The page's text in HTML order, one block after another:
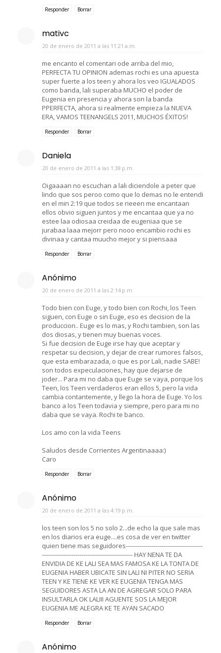
Responder Borrar
mativc
20 de enero de 2011 a las 11:21 a.m.
me encanto el comentari ode arriba del mio,
PERFECTA TU OPINION ademas rochi es una apuesta
super fuerte a los teen y ahora los veo IGUALADOS
como banda, lali superaba MUCHO el poder de
Eugenia en presencia y ahora son la banda
PPERFECTA, ahora si realmente empieza la NUEVA
ERA, VAMOS TEENANGELS 2011, MUCHOS ÉXITOS!
Responder Borrar
Daniela
20 de enero de 2011 a las 1:38 p.m.
Oigaaaan no escuchan a lali diciendole a peter que
lindo que sos peroo como que lo demas no le entendi
en el min 2:19 que todos se rieeen me encantaan
ellos obvio siguen juntos y me encantaa que ya no
estee laa odiosaa creidaa de eugeniaa que se
jurabaa laaa mejorr pero nooo encambio rochi es
divinaa y cantaa muucho mejor y si piensaaa
Responder Borrar
Anónimo
20 de enero de 2011 a las 2:14 p.m.
Todo bien con Euge, y todo bien con Rochi, los Teen
siguen, con Euge o sin Euge, eso es decision de la
produccion.. Euge es lo mas, y Rochi tambien, son las
dos diosas, y tienen muy buenas voces.
Si fue decision de Euge irse hay que aceptar y
respetar su decision, y dejar de crear rumores falsos,
que esta embarazada, o que es por Lali, nadie SABE!
son todos expeculaciones, hay que dejarse de
joder... Para mi no daba que Euge se vaya, porque los
Teen, los Teen verdaderos eran ellos 5, pero la vida
cambia contantemente, y llego la hora de Euge. Yo los
banco a los Teen todavia y siempre, pero para mi no
daba que se vaya. Rochi te banco.
Los amo con la vida Teens
Saludos desde Corrientes Argentinaaaa:)
Caro
Responder Borrar
Anónimo
20 de enero de 2011 a las 4:19 p.m.
los teen son los 5 no solo 2...de echo la que sale mas
en los diarios era euge....es cosa de ver en twitter
quien tiene mas seguidores---------------------------------------
---------------------------------------------- HAY NENA TE DA
ENVIDIA DE KE LALI SEA MAS FAMOSA KE LA TONTA DE
EUGENIA HABER UBICATE SIN LALI NI PITER NO SERIA
TEEN Y KE TIENE KE VER KE EUGENIA TENGA MAS
SEGUIDORES ASTA LA AN DE AGREGAR SOLO PARA
INSULTARLA OK LALIII AGUENTE SOS LA MEJOR
EUGENIA ME ALEGRA KE TE AYAN SACADO
Responder Borrar
Anónimo